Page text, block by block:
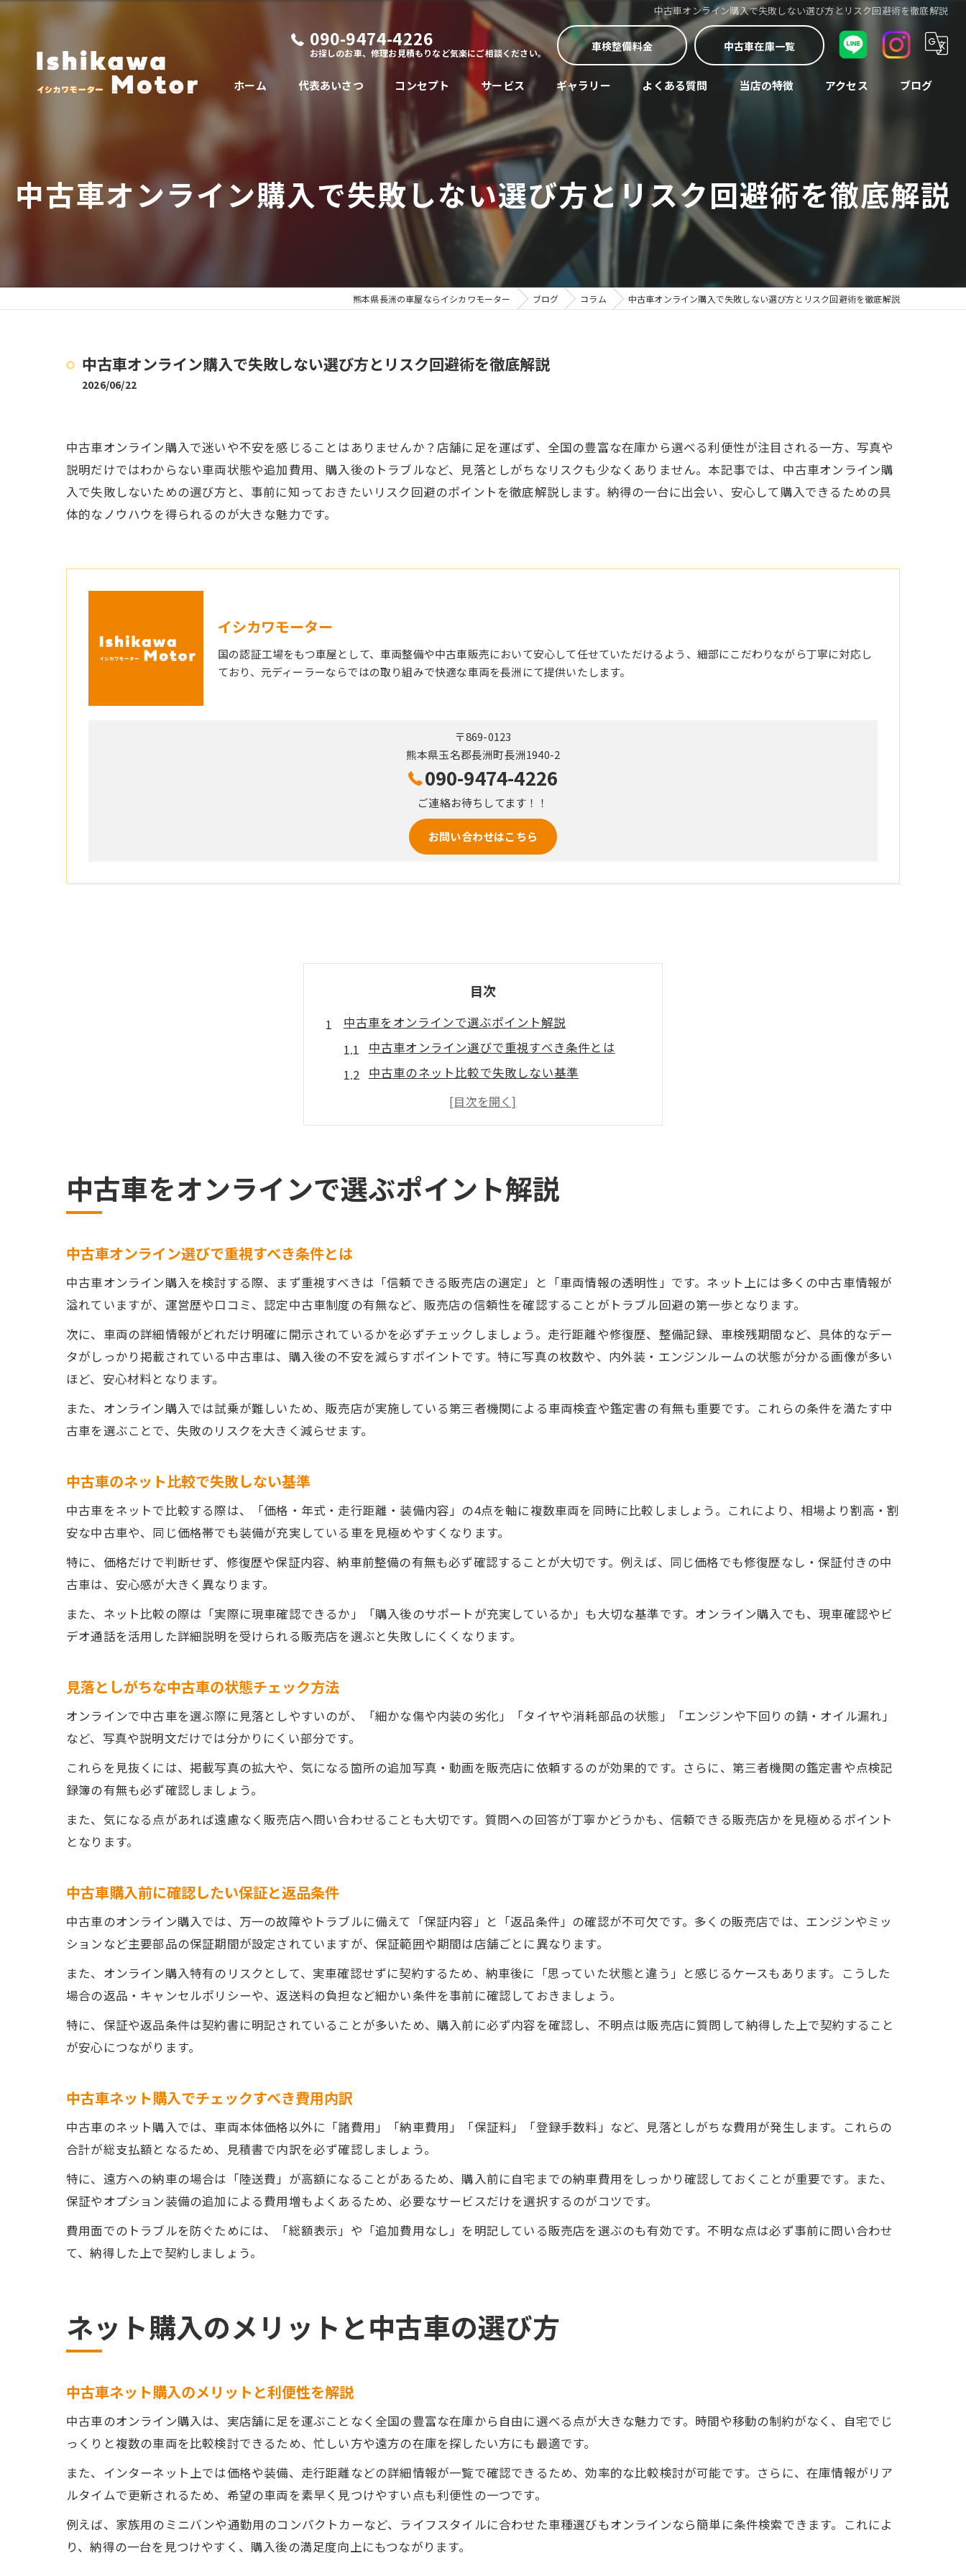
中古車オンライン購入で失敗しない選び方とリスク回避術を徹底解説
090-9474-4226
お探しのお車、修理お見積もりなど気楽にご相談ください。 車検整備料金 中古車在庫一覧
ホーム 代表あいさつ コンセプト サービス ギャラリー よくある質問 当店の特徴
中古車
修理
整備
アクセス ブログ
中古車オンライン購入で失敗しない選び方とリスク回避術を徹底解説
熊本県長洲の車屋ならイシカワモーター ブログ コラム 中古車オンライン購入で失敗しない選び方とリスク回避術を徹底解説
中古車オンライン購入で失敗しない選び方とリスク回避術を徹底解説
2026/06/22
中古車オンライン購入で迷いや不安を感じることはありませんか？店舗に足を運ばず、全国の豊富な在庫から選べる利便性が注目される一方、写真や
説明だけではわからない車両状態や追加費用、購入後のトラブルなど、見落としがちなリスクも少なくありません。本記事では、中古車オンライン購
入で失敗しないための選び方と、事前に知っておきたいリスク回避のポイントを徹底解説します。納得の一台に出会い、安心して購入できるための具
体的なノウハウを得られるのが大きな魅力です。
イシカワモーター
国の認証工場をもつ車屋として、車両整備や中古車販売において安心して任せていただけるよう、細部にこだわりながら丁寧に対応し
ており、元ディーラーならではの取り組みで快適な車両を長洲にて提供いたします。
〒869-0123
熊本県玉名郡長洲町長洲1940-2
090-9474-4226
ご連絡お待ちしてます！！
お問い合わせはこちら
目次
中古車をオンラインで選ぶポイント解説
中古車オンライン選びで重視すべき条件とは
中古車のネット比較で失敗しない基準
見落としがちな中古車の状態チェック方法
中古車購入前に確認したい保証と返品条件
ネット購入のメリットと中古車の選び方
中古車ネット購入のメリットと利便性を解説
中古車オンライン購入時の注意点とリスク回避
納得の中古車をネットで見つけるポイント
中古車購入時に信頼できる店舗の見極め方
中古車の修復歴や状態評価書の確認ポイント
中古車選びで見落としやすい注意点を解説
中古車オンライン購入でよくある失敗例
失敗しない中古車選びのコツを伝授
中古車の総額や維持費も事前に把握しよう
オンライン中古車購入で後悔しない秘訣
中古車の条件や装備をしっかり確認する方法
中古車をオンラインで選ぶポイント解説
中古車オンライン選びで重視すべき条件とは
中古車オンライン購入を検討する際、まず重視すべきは「信頼できる販売店の選定」と「車両情報の透明性」です。ネット上には多くの中古車情報が
溢れていますが、運営歴や口コミ、認定中古車制度の有無など、販売店の信頼性を確認することがトラブル回避の第一歩となります。
次に、車両の詳細情報がどれだけ明確に開示されているかを必ずチェックしましょう。走行距離や修復歴、整備記録、車検残期間など、具体的なデー
タがしっかり掲載されている中古車は、購入後の不安を減らすポイントです。特に写真の枚数や、内外装・エンジンルームの状態が分かる画像が多い
ほど、安心材料となります。
また、オンライン購入では試乗が難しいため、販売店が実施している第三者機関による車両検査や鑑定書の有無も重要です。これらの条件を満たす中
古車を選ぶことで、失敗のリスクを大きく減らせます。
中古車のネット比較で失敗しない基準
中古車をネットで比較する際は、「価格・年式・走行距離・装備内容」の4点を軸に複数車両を同時に比較しましょう。これにより、相場より割高・割
安な中古車や、同じ価格帯でも装備が充実している車を見極めやすくなります。
特に、価格だけで判断せず、修復歴や保証内容、納車前整備の有無も必ず確認することが大切です。例えば、同じ価格でも修復歴なし・保証付きの中
古車は、安心感が大きく異なります。
また、ネット比較の際は「実際に現車確認できるか」「購入後のサポートが充実しているか」も大切な基準です。オンライン購入でも、現車確認やビ
デオ通話を活用した詳細説明を受けられる販売店を選ぶと失敗しにくくなります。
見落としがちな中古車の状態チェック方法
オンラインで中古車を選ぶ際に見落としやすいのが、「細かな傷や内装の劣化」「タイヤや消耗部品の状態」「エンジンや下回りの錆・オイル漏れ」
など、写真や説明文だけでは分かりにくい部分です。
これらを見抜くには、掲載写真の拡大や、気になる箇所の追加写真・動画を販売店に依頼するのが効果的です。さらに、第三者機関の鑑定書や点検記
録簿の有無も必ず確認しましょう。
また、気になる点があれば遠慮なく販売店へ問い合わせることも大切です。質問への回答が丁寧かどうかも、信頼できる販売店かを見極めるポイント
となります。
中古車購入前に確認したい保証と返品条件
中古車のオンライン購入では、万一の故障やトラブルに備えて「保証内容」と「返品条件」の確認が不可欠です。多くの販売店では、エンジンやミッ
ションなど主要部品の保証期間が設定されていますが、保証範囲や期間は店舗ごとに異なります。
また、オンライン購入特有のリスクとして、実車確認せずに契約するため、納車後に「思っていた状態と違う」と感じるケースもあります。こうした
場合の返品・キャンセルポリシーや、返送料の負担など細かい条件を事前に確認しておきましょう。
特に、保証や返品条件は契約書に明記されていることが多いため、購入前に必ず内容を確認し、不明点は販売店に質問して納得した上で契約すること
が安心につながります。
中古車ネット購入でチェックすべき費用内訳
中古車のネット購入では、車両本体価格以外に「諸費用」「納車費用」「保証料」「登録手数料」など、見落としがちな費用が発生します。これらの
合計が総支払額となるため、見積書で内訳を必ず確認しましょう。
特に、遠方への納車の場合は「陸送費」が高額になることがあるため、購入前に自宅までの納車費用をしっかり確認しておくことが重要です。また、
保証やオプション装備の追加による費用増もよくあるため、必要なサービスだけを選択するのがコツです。
費用面でのトラブルを防ぐためには、「総額表示」や「追加費用なし」を明記している販売店を選ぶのも有効です。不明な点は必ず事前に問い合わせ
て、納得した上で契約しましょう。
ネット購入のメリットと中古車の選び方
中古車ネット購入のメリットと利便性を解説
中古車のオンライン購入は、実店舗に足を運ぶことなく全国の豊富な在庫から自由に選べる点が大きな魅力です。時間や移動の制約がなく、自宅でじ
っくりと複数の車両を比較検討できるため、忙しい方や遠方の在庫を探したい方にも最適です。
また、インターネット上では価格や装備、走行距離などの詳細情報が一覧で確認できるため、効率的な比較検討が可能です。さらに、在庫情報がリア
ルタイムで更新されるため、希望の車両を素早く見つけやすい点も利便性の一つです。
例えば、家族用のミニバンや通勤用のコンパクトカーなど、ライフスタイルに合わせた車種選びもオンラインなら簡単に条件検索できます。これによ
り、納得の一台を見つけやすく、購入後の満足度向上にもつながります。